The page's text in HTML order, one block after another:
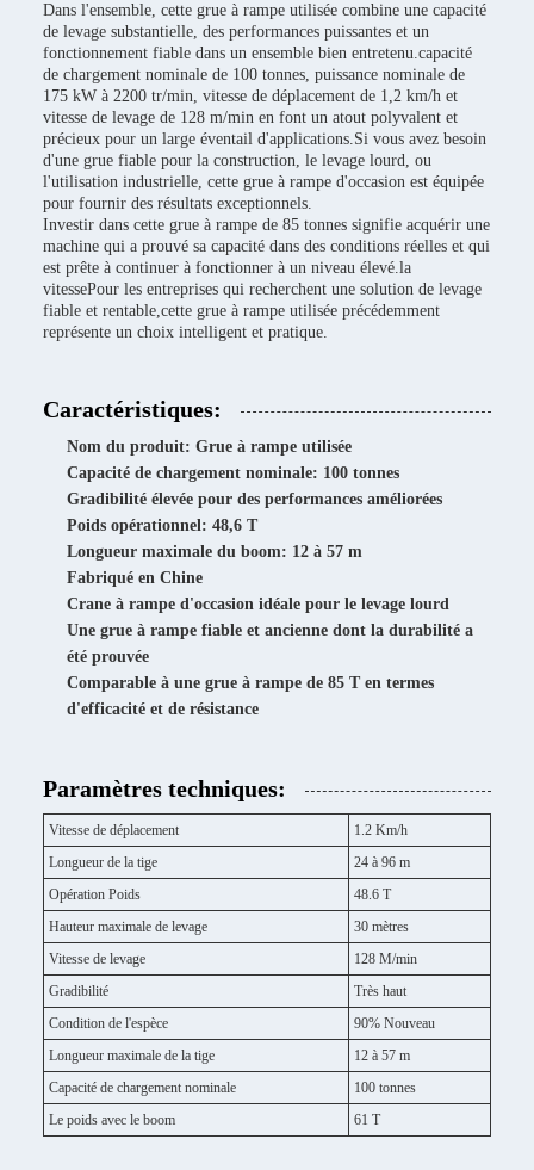
Dans l'ensemble, cette grue à rampe utilisée combine une capacité
de levage substantielle, des performances puissantes et un
fonctionnement fiable dans un ensemble bien entretenu.capacité
de chargement nominale de 100 tonnes, puissance nominale de
175 kW à 2200 tr/min, vitesse de déplacement de 1,2 km/h et
vitesse de levage de 128 m/min en font un atout polyvalent et
précieux pour un large éventail d'applications.Si vous avez besoin
d'une grue fiable pour la construction, le levage lourd, ou
l'utilisation industrielle, cette grue à rampe d'occasion est équipée
pour fournir des résultats exceptionnels.
Investir dans cette grue à rampe de 85 tonnes signifie acquérir une
machine qui a prouvé sa capacité dans des conditions réelles et qui
est prête à continuer à fonctionner à un niveau élevé.la
vitessePour les entreprises qui recherchent une solution de levage
fiable et rentable,cette grue à rampe utilisée précédemment
représente un choix intelligent et pratique.
Caractéristiques:
Nom du produit: Grue à rampe utilisée
Capacité de chargement nominale: 100 tonnes
Gradibilité élevée pour des performances améliorées
Poids opérationnel: 48,6 T
Longueur maximale du boom: 12 à 57 m
Fabriqué en Chine
Crane à rampe d'occasion idéale pour le levage lourd
Une grue à rampe fiable et ancienne dont la durabilité a
été prouvée
Comparable à une grue à rampe de 85 T en termes
d'efficacité et de résistance
Paramètres techniques:
Vitesse de déplacement
1.2 Km/h
Longueur de la tige
24 à 96 m
Opération Poids
48.6 T
Hauteur maximale de levage
30 mètres
Vitesse de levage
128 M/min
Gradibilité
Très haut
Condition de l'espèce
90% Nouveau
Longueur maximale de la tige
12 à 57 m
Capacité de chargement nominale
100 tonnes
Le poids avec le boom
61 T